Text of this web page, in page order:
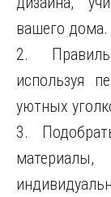
вашего дома.
2.
используя
уютных
3.